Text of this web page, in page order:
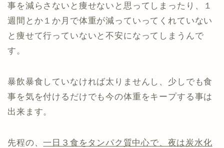
事を減らさないと痩せないと思ってしまったり、１
週間とか１か月で体重が減っていってくれていない
と痩せて行っていないと不安になってしまうんで
す。
暴飲暴食していなければ太りませんし、少しでも食
事を気を付けるだけでも今の体重をキープする事は
出来ます。
先程の、一日３食をタンパク質中心で、夜は炭水化